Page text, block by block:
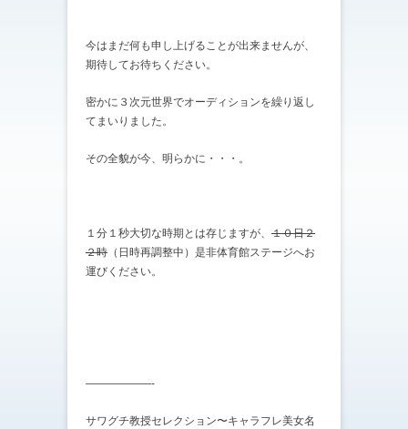
今はまだ何も申し上げることが出来ませんが、
期待してお待ちください。
密かに３次元世界でオーディションを繰り返し
てまいりました。
その全貌が今、明らかに・・・。
１分１秒大切な時期とは存じますが、 １０日２
２時 （日時再調整中）是非体育館ステージへお
運びください。
——————-
サワグチ教授セレクション〜キャラフレ美女名